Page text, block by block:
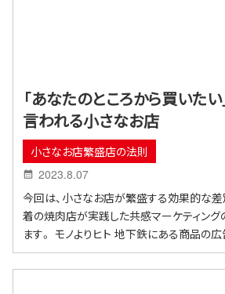
「あなたのところから買いた
言われる小さなお店
小さなお店繁盛店の法則
2023.8.07
今回は、小さなお店が繁盛する効果的な
着の焼肉店が実践した共感マーケティン
ます。 モノよりヒト 地下鉄にある商品の